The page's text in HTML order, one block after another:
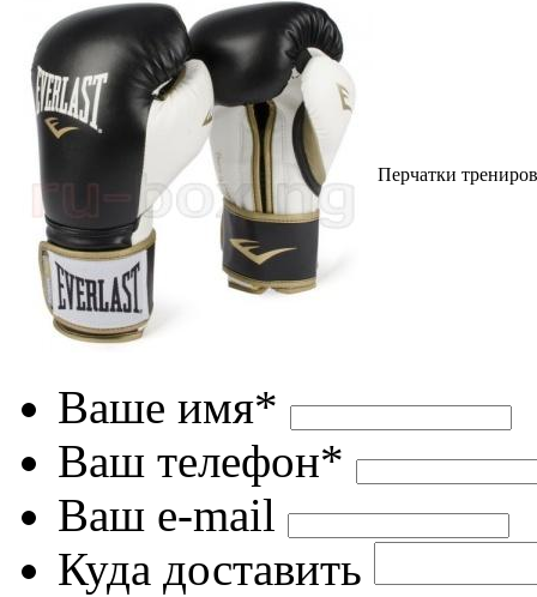
Перчатки
Ваше имя*
Ваш телефон*
Ваш e-mail
Куда доставить